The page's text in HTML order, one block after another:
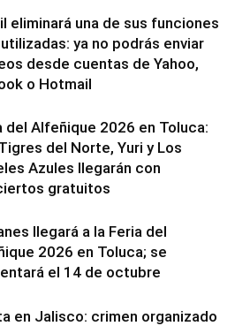
eliminará una de sus funciones
ya no podrás enviar
desde cuentas de Yahoo,
o Hotmail
del Alfeñique 2026 en Toluca:
del Norte, Yuri y Los
Azules llegarán con
gratuitos
llegará a la Feria del
2026 en Toluca; se
el 14 de octubre
en Jalisco: crimen organizado